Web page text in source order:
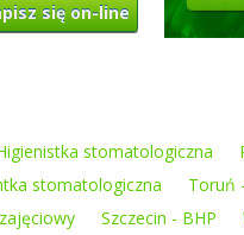
się on-line
stomatologiczna
stomatologiczna
Toruń
Szczecin - BHP